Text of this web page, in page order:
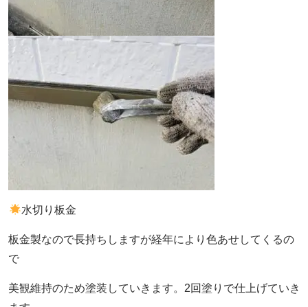
水切り板金
板金製なので長持ちしますが経年により色あせしてくるの
で
美観維持のため塗装していきます。2回塗りで仕上げていき